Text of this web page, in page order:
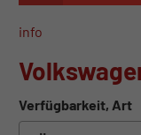
info
Verfügbarkeit, Art